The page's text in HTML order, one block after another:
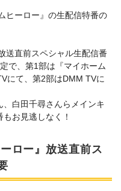
ヒーロー』の生配信特番の
送直前スペシャル生配信番
で、第1部は『マイホーム
にて、第2部はDMM TVに
、白田千尋さんらメインキ
お見逃しなく！
ロー』放送直前ス